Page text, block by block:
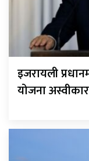
इजरायली
योजना अस्वीकार